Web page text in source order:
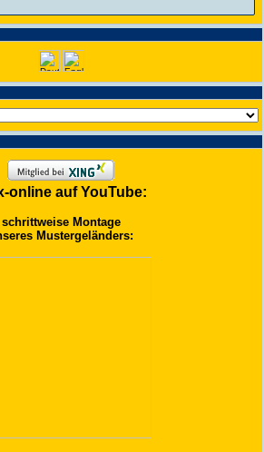
online auf YouTube:
schrittweise Montage
Mustergeländers: